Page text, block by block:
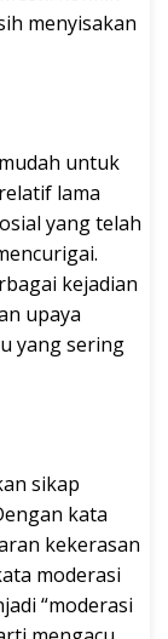
menyisakan
untuk
lama
yang telah
kejadian
upaya
yang sering
sikap
kata
kekerasan
moderasi
“moderasi